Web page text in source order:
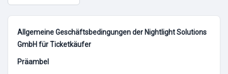
Allgemeine Geschäftsbedingungen der Nightlight Solutions
GmbH für Ticketkäufer
Präambel